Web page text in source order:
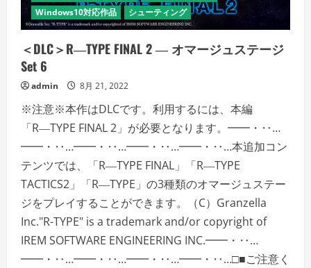
5
の
詳
を
ご
だ
い
Windows10対応作品
シューティング
＜DLC＞R―TYPE FINAL 2 ― オマージュステージ
Set 6
admin 8月 21, 2022
※注意※本作はDLCです。利用するには、本編
「R―TYPE FINAL 2」が必要となります。━━・‥…
━━・‥…━━・‥…━━・‥…━━・‥…本追加コン
テンツでは、「R―TYPE FINAL」「R―TYPE
TACTICS2」「R―TYPE」の3種類のオマージュステー
ジをプレイすることができます。（C）Granzella
Inc."R-TYPE" is a trademark and/or copyright of
IREM SOFTWARE ENGINEERING INC.━━・‥…
━━・‥…━━・‥…━━・‥…━━・‥…□■ご注意く